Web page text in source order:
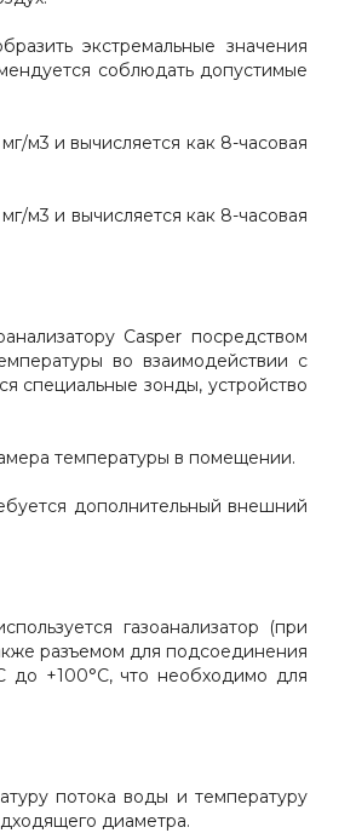
экстремальные значения
соблюдать допустимые
м3 и вычисляется как 8-часовая
м3 и вычисляется как 8-часовая
Casper посредством
во взаимодействии с
специальные зонды, устройство
температуры в помещении.
дополнительный внешний
газоанализатор (при
разъемом для подсоединения
до +100°С, что необходимо для
потока воды и температуру
диаметра.